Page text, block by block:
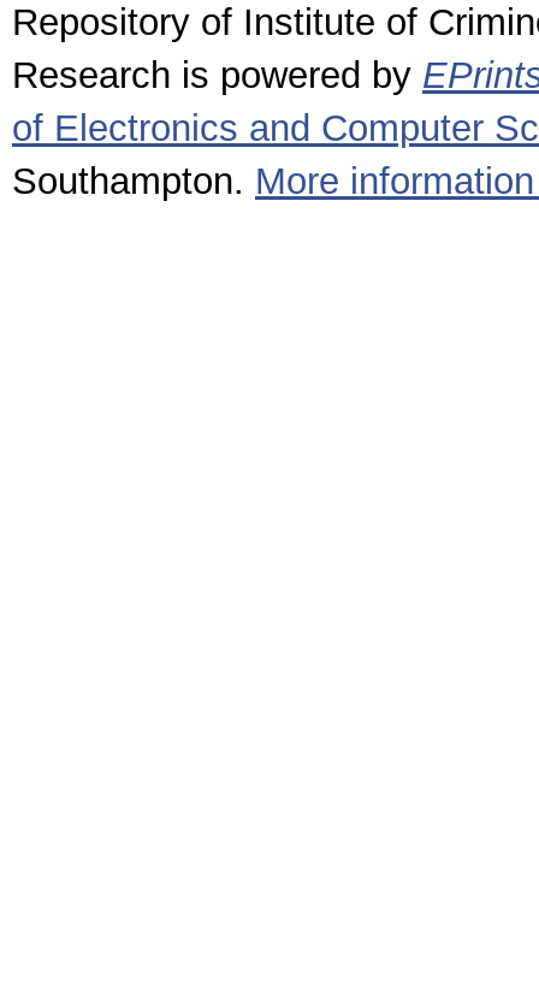
Repository of Institute of
Research is powered by
of Electronics and Computer
Southampton. More